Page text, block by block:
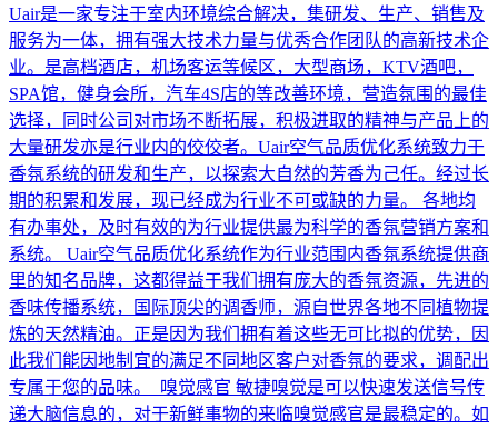
Uair是一家专注于室内环境综合解决，集研发、生产、销售及
服务为一体，拥有强大技术力量与优秀合作团队的高新技术企
业。是高档酒店，机场客运等候区，大型商场，KTV酒吧，
SPA馆，健身会所，汽车4S店的等改善环境，营造氛围的最佳
选择，同时公司对市场不断拓展，积极进取的精神与产品上的
大量研发亦是行业内的佼佼者。Uair空气品质优化系统致力于
香氛系统的研发和生产，以探索大自然的芳香为己任。经过长
期的积累和发展，现已经成为行业不可或缺的力量。 各地均
有办事处，及时有效的为行业提供最为科学的香氛营销方案和
系统。 Uair空气品质优化系统作为行业范围内香氛系统提供商
里的知名品牌，这都得益于我们拥有庞大的香氛资源，先进的
香味传播系统，国际顶尖的调香师，源自世界各地不同植物提
炼的天然精油。正是因为我们拥有着这些无可比拟的优势，因
此我们能因地制宜的满足不同地区客户对香氛的要求，调配出
专属于您的品味。 嗅觉感官 敏捷嗅觉是可以快速发送信号传
递大脑信息的，对于新鲜事物的来临嗅觉感官是最稳定的。如